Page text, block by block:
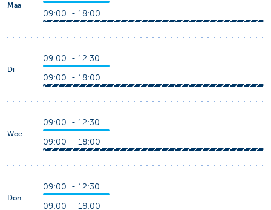
Maa
09:00 - 18:00
Di
09:00 - 12:30
09:00 - 18:00
Woe
09:00 - 12:30
09:00 - 18:00
Don
09:00 - 12:30
09:00 - 18:00